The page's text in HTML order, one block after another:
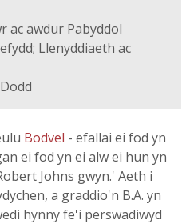
ac awdur Pabyddol
Llenyddiaeth ac
Bodvel - efallai ei fod yn
ei fod yn ei alw ei hun yn
Johns gwyn.' Aeth i
a graddio'n B.A. yn
hynny fe'i perswadiwyd